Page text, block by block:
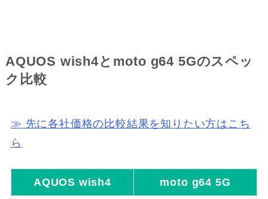
AQUOS wish4とmoto g64 5Gのスペッ
ク比較
≫ 先に各社価格の比較結果を知りたい方はこち
ら
AQUOS wish4 moto g64 5G